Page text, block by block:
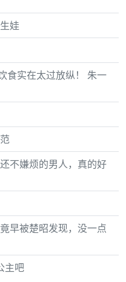
娃
食实在太过放纵！ 朱一
不嫌烦的男人，真的好
早被楚昭发现，没一点
主吧